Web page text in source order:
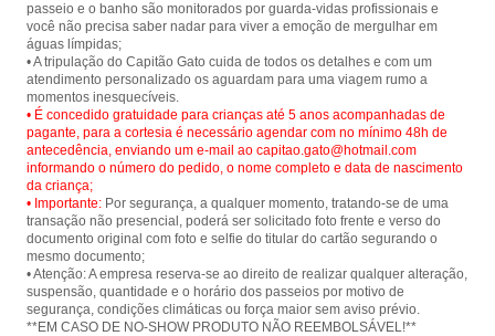
passeio e o banho são monitorados por guarda-vidas profissionais e
você não precisa saber nadar para viver a emoção de mergulhar em
águas límpidas;
• A tripulação do Capitão Gato cuida de todos os detalhes e com um
atendimento personalizado os aguardam para uma viagem rumo a
• É concedido gratuidade para crianças até 5 anos acompanhadas de
pagante, para a cortesia é necessário agendar com no mínimo 48h de
antecedência, enviando um e-mail ao capitao.gato@hotmail.com
informando o número do pedido, o nome completo e data de nascimento
da criança;
• Importante: Por segurança, a qualquer momento, tratando-se de uma
transação não presencial, poderá ser solicitado foto frente e verso do
documento original com foto e selfie do titular do cartão segurando o
mesmo documento;
• Atenção: A empresa reserva-se ao direito de realizar qualquer alteração,
suspensão, quantidade e o horário dos passeios por motivo de
segurança, condições climáticas ou força maior sem aviso prévio.
**EM CASO DE NO-SHOW PRODUTO NÃO REEMBOLSÁVEL!**